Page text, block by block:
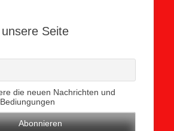
Seite
die neuen Nachrichten und